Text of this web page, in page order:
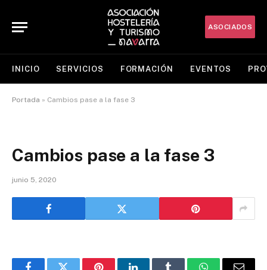
ASOCIADOS
INICIO SERVICIOS FORMACIÓN EVENTOS
Portada » Cambios pase a la fase 3
Cambios pase a la fase 3
junio 5, 2020